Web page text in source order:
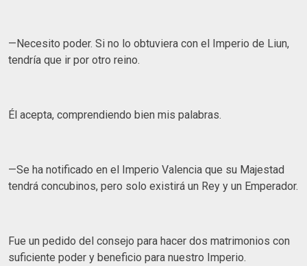
—Necesito poder. Si no lo obtuviera con el Imperio de Liun,
tendría que ir por otro reino.
Él acepta, comprendiendo bien mis palabras.
—Se ha notificado en el Imperio Valencia que su Majestad
tendrá concubinos, pero solo existirá un Rey y un Emperador.
Fue un pedido del consejo para hacer dos matrimonios con
suficiente poder y beneficio para nuestro Imperio.